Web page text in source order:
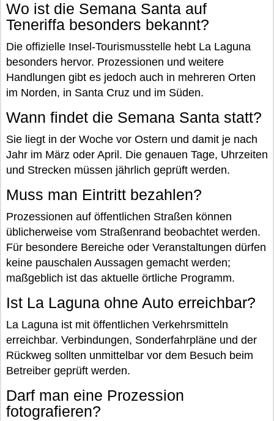
Wo ist die Semana Santa auf
Teneriffa besonders bekannt?
Die offizielle Insel-Tourismusstelle hebt La Laguna
besonders hervor. Prozessionen und weitere
Handlungen gibt es jedoch auch in mehreren Orten
im Norden, in Santa Cruz und im Süden.
Wann findet die Semana Santa statt?
Sie liegt in der Woche vor Ostern und damit je nach
Jahr im März oder April. Die genauen Tage, Uhrzeiten
und Strecken müssen jährlich geprüft werden.
Muss man Eintritt bezahlen?
Prozessionen auf öffentlichen Straßen können
üblicherweise vom Straßenrand beobachtet werden.
Für besondere Bereiche oder Veranstaltungen dürfen
keine pauschalen Aussagen gemacht werden;
maßgeblich ist das aktuelle örtliche Programm.
Ist La Laguna ohne Auto erreichbar?
La Laguna ist mit öffentlichen Verkehrsmitteln
erreichbar. Verbindungen, Sonderfahrpläne und der
Rückweg sollten unmittelbar vor dem Besuch beim
Betreiber geprüft werden.
Darf man eine Prozession
fotografieren?